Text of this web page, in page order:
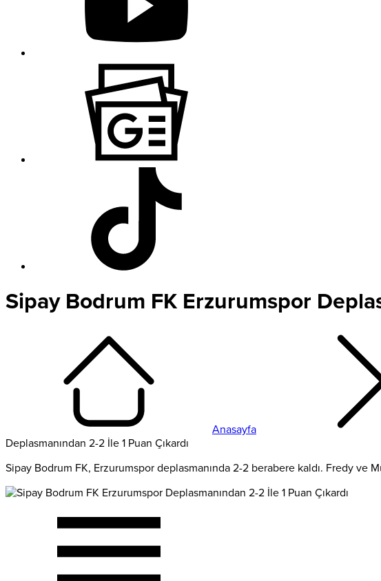
Sipay Bodrum FK Erzurumspor
Anasayfa
Deplasmanından 2-2 İle 1 Puan Çıkardı
Sipay Bodrum FK, Erzurumspor deplasmanında 2-2 berabere kaldı. Fredy ve